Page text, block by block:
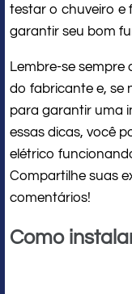
testar o chuveiro e
garantir seu bom
Lembre-se sempre
do fabricante e, se
para garantir uma
essas dicas, você
elétrico
Compartilhe suas
comentários!
Como